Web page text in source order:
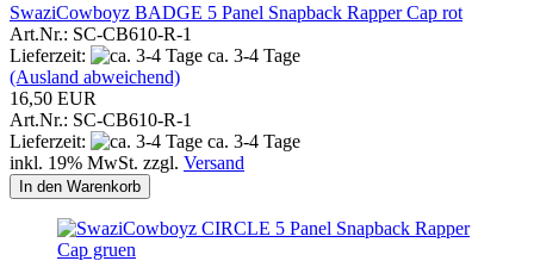
SwaziCowboyz BADGE 5 Panel Snapback Rapper Cap rot
Art.Nr.: SC-CB610-R-1
Lieferzeit:
ca. 3-4 Tage
(Ausland abweichend)
16,50 EUR
Art.Nr.: SC-CB610-R-1
Lieferzeit:
ca. 3-4 Tage
inkl. 19% MwSt. zzgl. Versand
In den Warenkorb